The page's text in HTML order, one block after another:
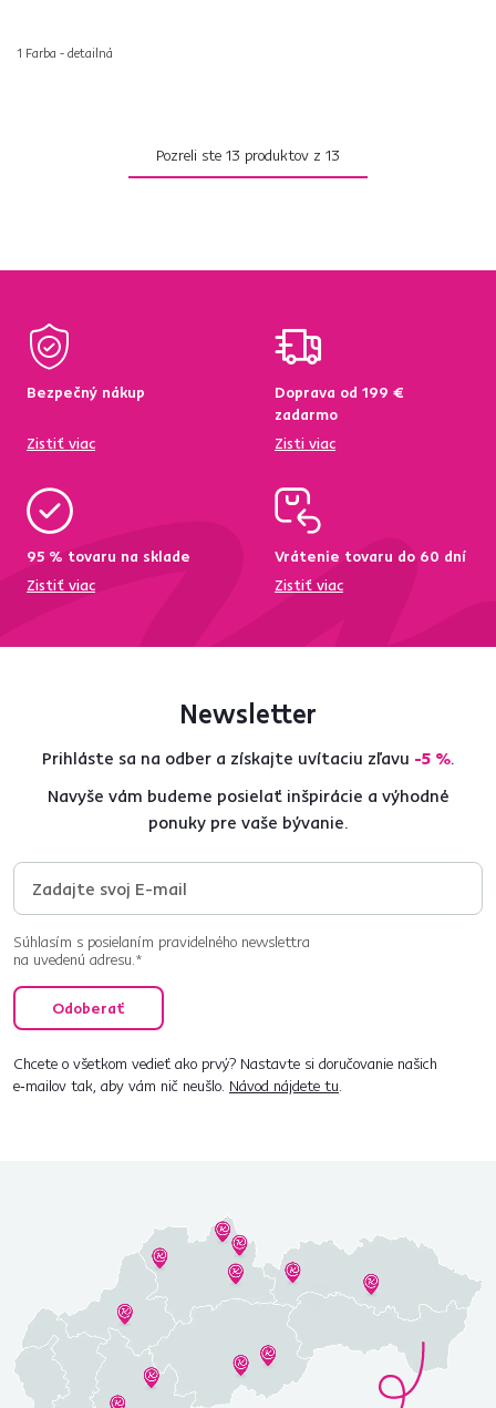
1 Farba - detailná
Pozreli ste 13 produktov z 13
Bezpečný nákup
Zistiť viac
Doprava od 199 €
zadarmo
Zisti viac
95 % tovaru na sklade
Zistiť viac
Vrátenie tovaru do 60 dní
Zistiť viac
Newsletter
Prihláste sa na odber a získajte uvítaciu zľavu -5 %.
Navyše vám budeme posielať inšpirácie a výhodné
ponuky pre vaše bývanie.
Súhlasím s posielaním pravidelného newslettra
na uvedenú adresu.*
Odoberať
Chcete o všetkom vedieť ako prvý? Nastavte si doručovanie našich
e‑mailov tak, aby vám nič neušlo. Návod nájdete tu.